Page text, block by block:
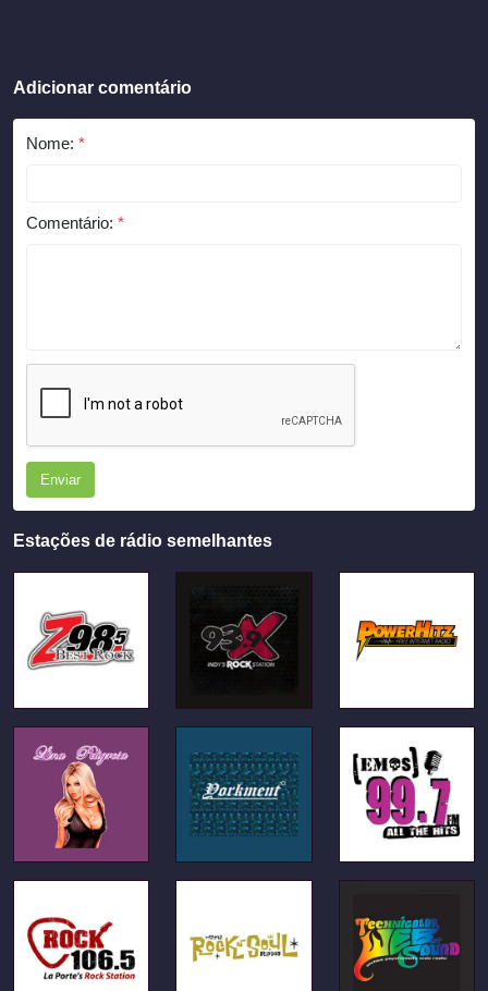
Adicionar comentário
Nome: *
Comentário: *
Enviar
Estações de rádio semelhantes